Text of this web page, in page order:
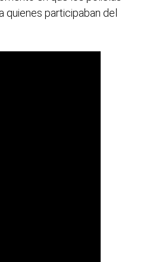
quienes participaban del